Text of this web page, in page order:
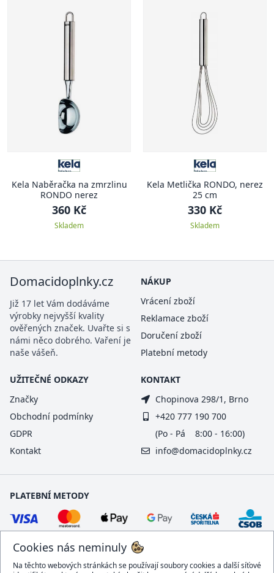
Kela Naběračka na zmrzlinu
RONDO nerez
360 Kč
Skladem
Kela Metlička RONDO, nerez
25 cm
330 Kč
Skladem
Cookies nás neminuly
Na těchto webových stránkách se používají soubory cookies a další síťové
Domacidoplnky.cz
Již 17 let Vám dodáváme
výrobky nejvyšší kvality
ověřených značek. Uvařte si s
námi něco dobrého. Vaření je
naše vášeň.
NÁKUP
Vrácení zboží
Reklamace zboží
Doručení zboží
Platební metody
UŽITEČNÉ ODKAZY
Značky
Obchodní podmínky
GDPR
Kontakt
KONTAKT
Chopinova 298/1, Brno
+420 777 190 700
(Po - Pá 8:00 - 16:00)
info@domacidoplnky.cz
PLATEBNÍ METODY